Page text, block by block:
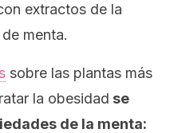
extractos de la
menta.
sobre las plantas más
la obesidad se
de la menta: